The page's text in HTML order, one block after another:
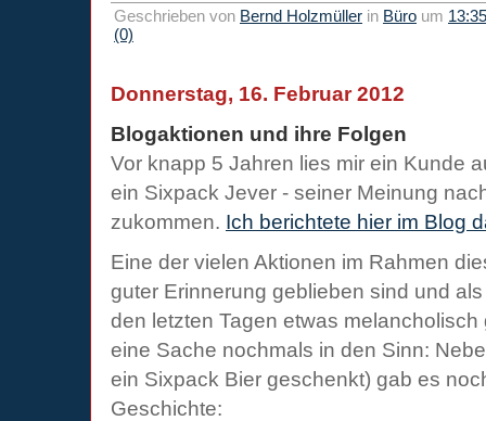
Geschrieben von Bernd Holzmüller in Büro um 13:35
(0)
Donnerstag, 16. Februar 2012
Blogaktionen und ihre Folgen
Vor knapp 5 Jahren lies mir ein Kunde
ein Sixpack Jever - seiner Meinung
zukommen. Ich berichtete hier im Blog
Eine der vielen Aktionen im Rahmen
guter Erinnerung geblieben sind und
den letzten Tagen etwas
eine Sache nochmals in den Sinn:
ein Sixpack Bier geschenkt) gab es
Geschichte: